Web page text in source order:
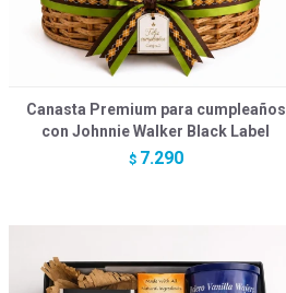
Canasta Premium para cumpleaños
con Johnnie Walker Black Label
$ 7.290